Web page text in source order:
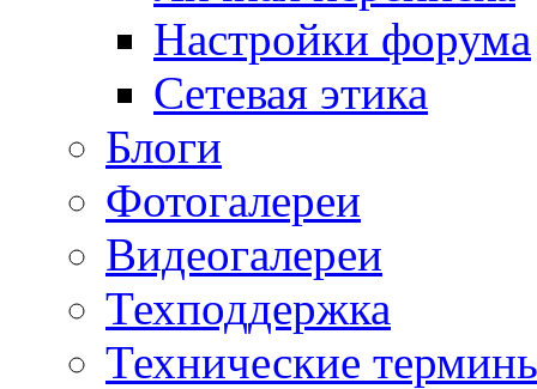
Настройки форума
Сетевая этика
Блоги
Фотогалереи
Видеогалереи
Техподдержка
Технические